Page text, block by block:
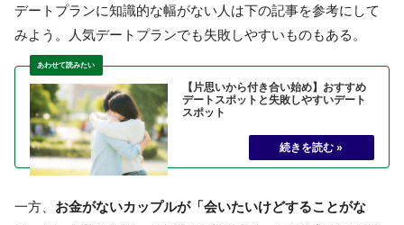
デートプランに知識的な幅がない人は下の記事を参考にして
みよう。人気デートプランでも失敗しやすいものもある。
【片思いから付き合い始め】おすすめ
デートスポットと失敗しやすいデート
スポット
一方、 お金がないカップルが「会いたいけどすることがな